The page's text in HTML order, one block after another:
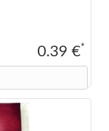
0.39 €*